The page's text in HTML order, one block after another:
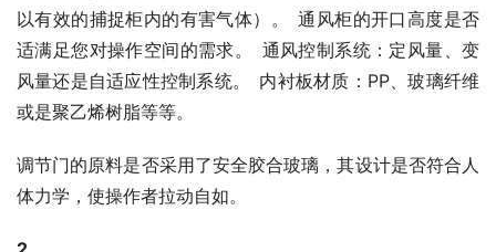
以有效的捕捉柜内的有害气体）。 通风柜的开口高度是否
适满足您对操作空间的需求。 通风控制系统：定风量、变
风量还是自适应性控制系统。 内衬板材质：PP、玻璃纤维
或是聚乙烯树脂等等。
调节门的原料是否采用了安全胶合玻璃，其设计是否符合人
体力学，使操作者拉动自如。